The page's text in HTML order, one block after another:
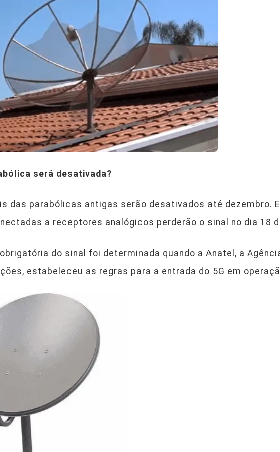
será desativada?
das parabólicas antigas serão desativados até dezembro.
a receptores analógicos perderão o sinal no dia 18
do sinal foi determinada quando a Anatel, a
estabeleceu as regras para a entrada do 5G em